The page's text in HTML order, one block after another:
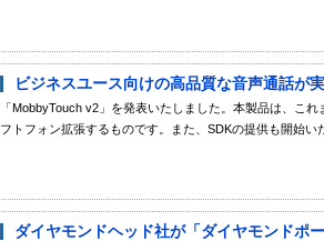
ビジネスユース向けの高品質な音声通話が
「MobbyTouch v2」を発表いたしました。本製品は、こ
フトフォン拡張するものです。また、SDKの提供も開始い
ダイヤモンドヘッド社が「ダイヤモンドポ